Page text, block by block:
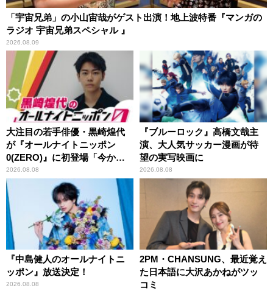
「宇宙兄弟」の小山宙哉がゲスト出演！地上波特番『マンガの
ラジオ 宇宙兄弟スペシャル 』
2026.08.09
大注目の若手俳優・黒崎煌代
が『オールナイトニッポン
0(ZERO)』に初登場「今から
とてもワクワクしておりま
す！」
2026.08.08
『ブルーロック』高橋文哉主
演、大人気サッカー漫画が待
望の実写映画に
2026.08.08
『中島健人のオールナイトニ
ッポン』放送決定！
2026.08.08
2PM・CHANSUNG、最近覚え
た日本語に大沢あかねがツッ
コミ